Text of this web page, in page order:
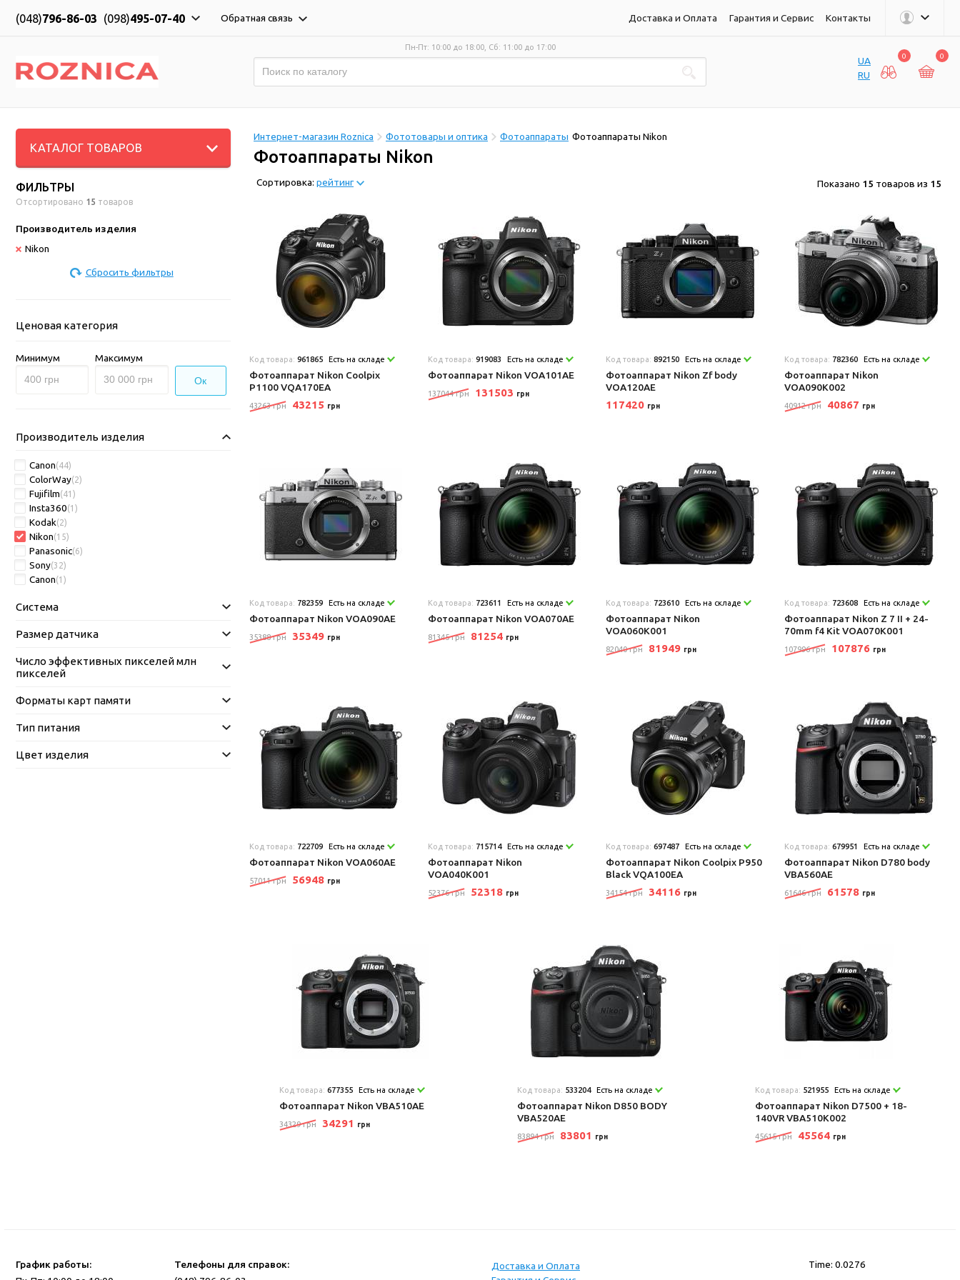
(048)796-86-03 (098)495-07-40 Обратная связь Доставка и Оплата Гарантия и Сервис Контакты
Пн-Пт: 10:00 до 18:00, Сб: 11:00 до 17:00
UA
RU
0 0
КАТАЛОГ ТОВАРОВ
ФИЛЬТРЫ
Отсортировано 15 товаров
Производитель изделия
Nikon
Сбросить фильтры
Ценовая категория
Минимум Максимум
Ок
Производитель изделия
Canon(44)
ColorWay(2)
Fujifilm(41)
Insta360(1)
Kodak(2)
Nikon(15)
Panasonic(6)
Sony(32)
Сanon(1)
Система
Размер датчика
Число эффективных пикселей млн
пикселей
Форматы карт памяти
Тип питания
Цвет изделия
Интернет-магазин Roznica Фототовары и оптика Фотоаппараты Фотоаппараты Nikon
Фотоаппараты Nikon
Сортировка: рейтинг Показано 15 товаров из 15
Код товара: 961865 Есть на складе
Фотоаппарат Nikon Coolpix
P1100 VQA170EA
43263 грн 43215 грн
Код товара: 919083 Есть на складе
Фотоаппарат Nikon VOA101AE
137044 грн 131503 грн
Код товара:892150 Есть на складе
Фотоаппарат Nikon Zf body
VOA120AE
117420 грн
Код товара: 782360 Есть на складе
Фотоаппарат Nikon
VOA090K002
40912 грн 40867 грн
Код товара: 782359 Есть на складе
Фотоаппарат Nikon VOA090AE
35388 грн 35349 грн
Код товара: 723611 Есть на складе
Фотоаппарат Nikon VOA070AE
81345 грн 81254 грн
Код товара: 723610 Есть на складе
Фотоаппарат Nikon
VOA060K001
82040 грн 81949 грн
Код товара: 723608 Есть на складе
Фотоаппарат Nikon Z 7 II + 24-
70mm f4 Kit VOA070K001
107996 грн 107876 грн
Код товара: 722709 Есть на складе
Фотоаппарат Nikon VOA060AE
57011 грн 56948 грн
Код товара: 715714 Есть на складе
Фотоаппарат Nikon
VOA040K001
52376 грн 52318 грн
Код товара:697487 Есть на складе
Фотоаппарат Nikon Coolpix P950
Black VQA100EA
34154 грн 34116 грн
Код товара:679951 Есть на складе
Фотоаппарат Nikon D780 body
VBA560AE
61646 грн 61578 грн
Код товара: 677355 Есть на складе
Фотоаппарат Nikon VBA510AE
34329 грн 34291 грн
Код товара: 533204 Есть на складе
Фотоаппарат Nikon D850 BODY
VBA520AE
83894 грн 83801 грн
Код товара: 521955 Есть на складе
Фотоаппарат Nikon D7500 + 18-
140VR VBA510K002
45615 грн 45564 грн
График работы:
Телефоны для справок:
Доставка и Оплата
Time: 0.0276